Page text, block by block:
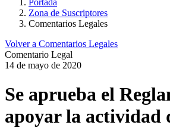
Portada
Zona de Suscriptores
Comentarios Legales
Volver a Comentarios Legales
Comentario Legal
14 de mayo de 2020
Se aprueba el
apoyar la actividad